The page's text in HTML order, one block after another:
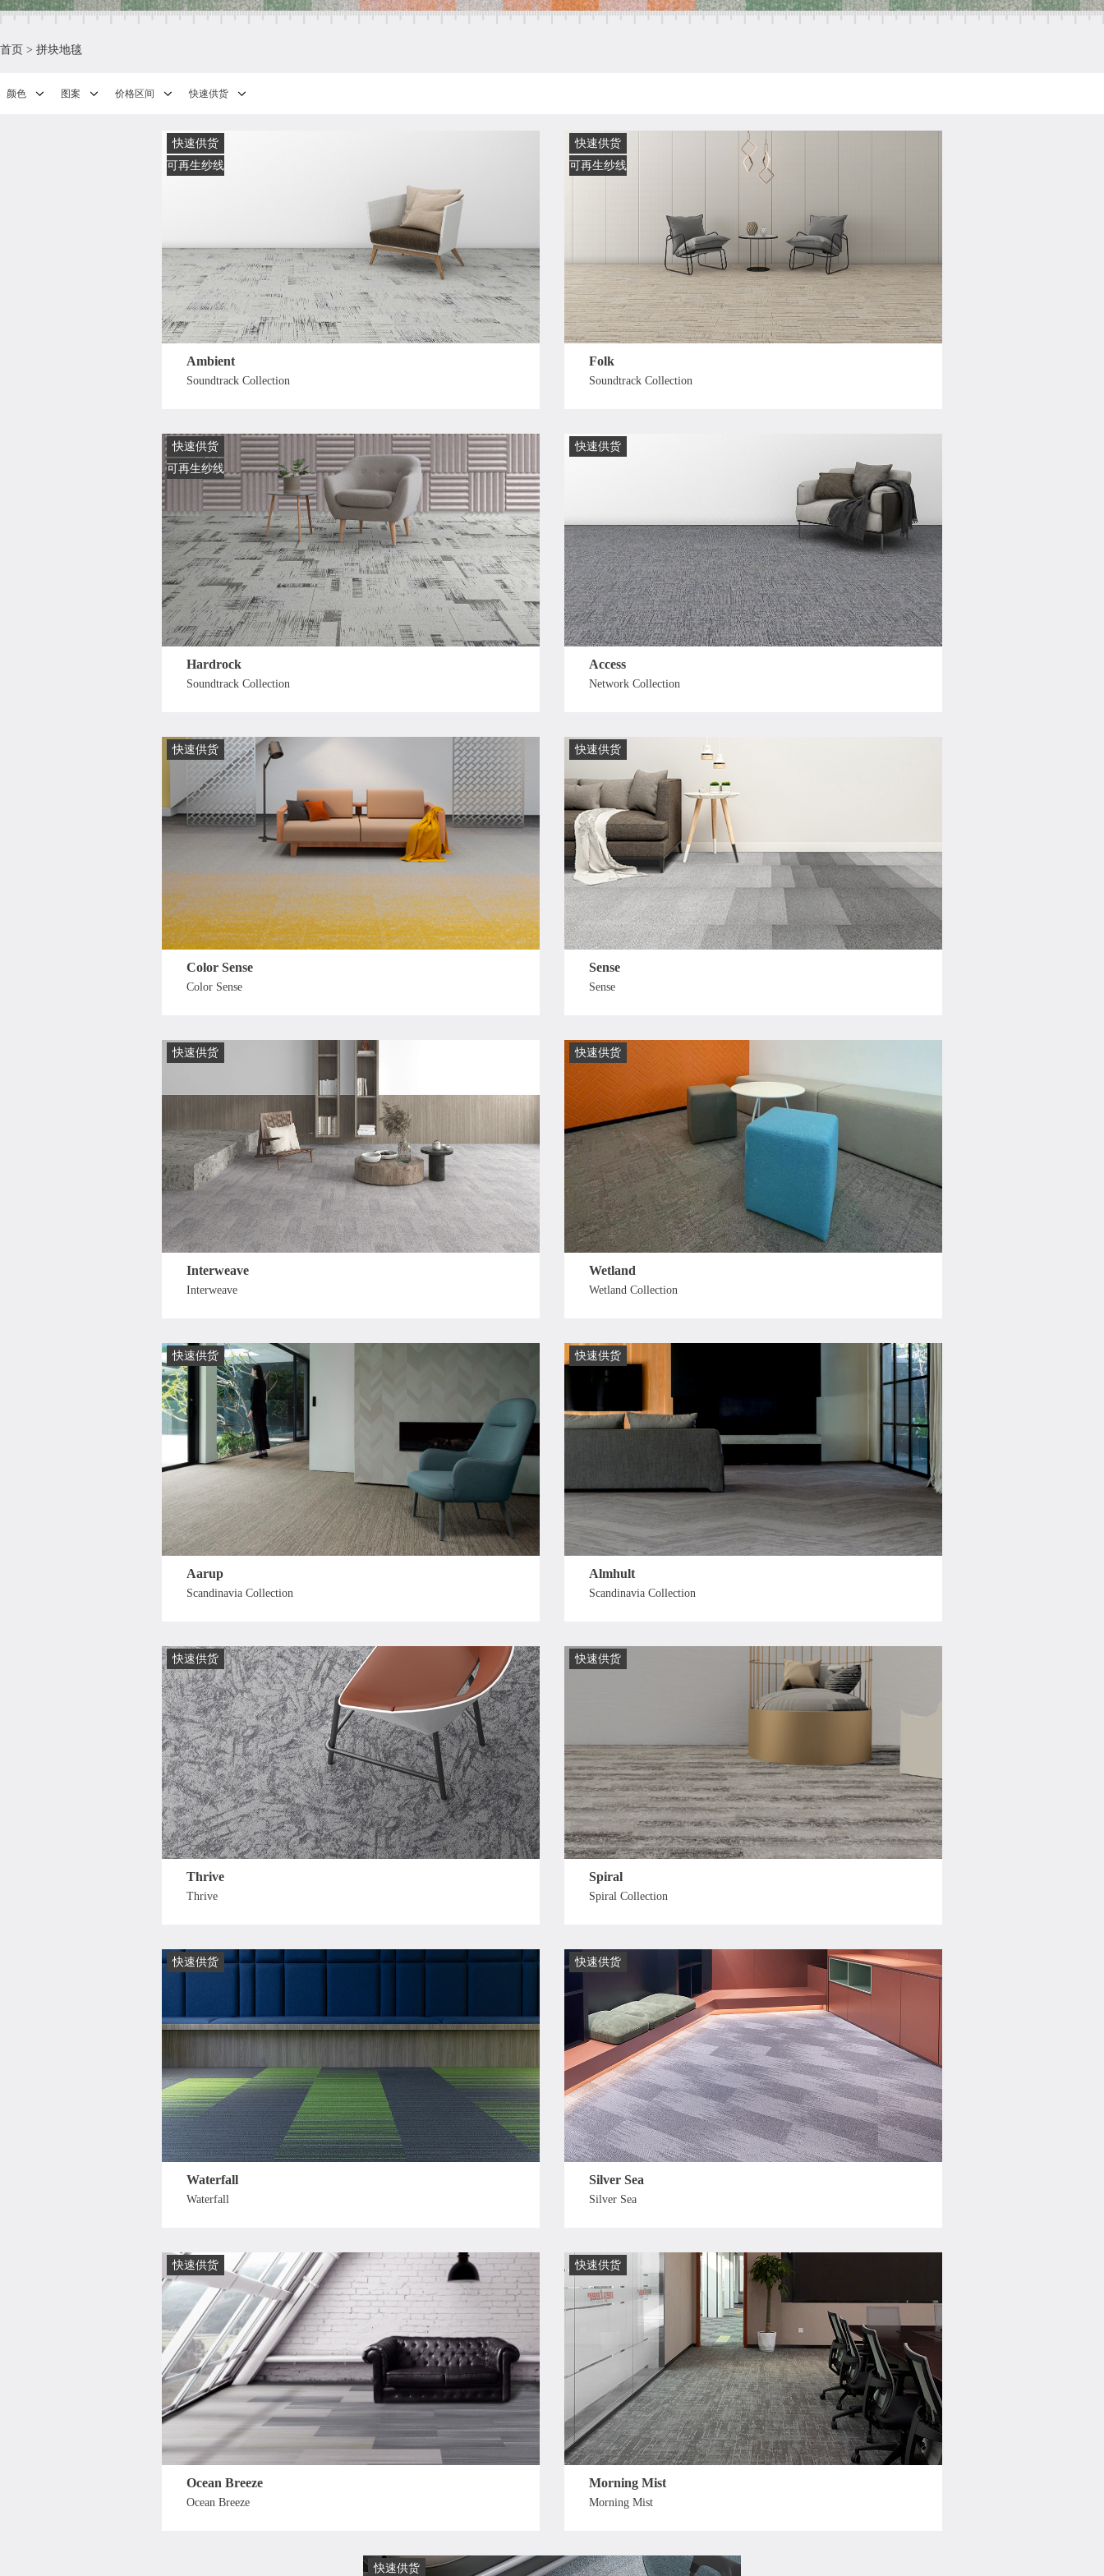
首页 > 拼块地毯
颜色 图案 价格区间 快速供货
快速供货
可再生纱线
Ambient
Soundtrack Collection
快速供货
可再生纱线
Folk
Soundtrack Collection
快速供货
可再生纱线
Hardrock
Soundtrack Collection
快速供货
Access
Network Collection
快速供货
Color Sense
Color Sense
快速供货
Sense
Sense
快速供货
Interweave
Interweave
快速供货
Wetland
Wetland Collection
快速供货
Aarup
Scandinavia Collection
快速供货
Almhult
Scandinavia Collection
快速供货
Thrive
Thrive
快速供货
Spiral
Spiral Collection
快速供货
Waterfall
Waterfall
快速供货
Silver Sea
Silver Sea
快速供货
Ocean Breeze
Ocean Breeze
快速供货
Morning Mist
Morning Mist
快速供货